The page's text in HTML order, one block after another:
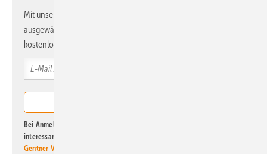
Mit unserem Newsletter erhalten Sie regelmäßig von uns
ausgewählte Informationen und Neuigkeiten, gebündelt und
kostenlos direkt ins Postfach.
Bei Anmeldung zu diesem Newsletter bin ich damit einverstanden, über
interessante Verlags- und Online-Angebote
Gentner Verlag GmbH & Co. KG